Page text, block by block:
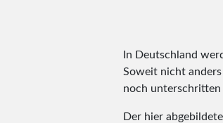
In Deutschland
Soweit nicht
noch unterschritten
Der hier